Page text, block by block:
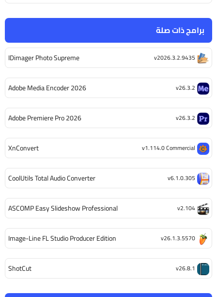
برامج ذات صلة
IDimager Photo Supreme v2026.3.2.9435
Adobe Media Encoder 2026 v26.3.2
Adobe Premiere Pro 2026 v26.3.2
XnConvert v1.114.0 Commercial
CoolUtils Total Audio Converter v6.1.0.305
ASCOMP Easy Slideshow Professional v2.104
Image-Line FL Studio Producer Edition v26.1.3.5570
ShotCut v26.8.1